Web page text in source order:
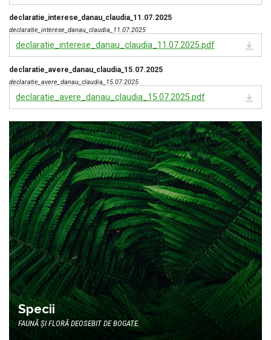
declaratie_interese_danau_claudia_11.07.2025
declaratie_interese_danau_claudia_11.07.2025
declaratie_interese_danau_claudia_11.07.2025.pdf
declaratie_avere_danau_claudia_15.07.2025
declaratie_avere_danau_claudia_15.07.2025
declaratie_avere_danau_claudia_15.07.2025.pdf
Specii
FAUNĂ ȘI FLORĂ DEOSEBIT DE BOGATE.